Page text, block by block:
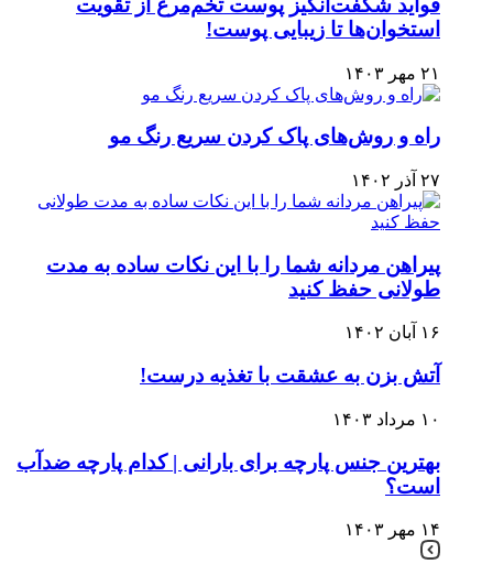
فواید شگفت‌انگیز پوست تخم‌مرغ از تقویت
استخوان‌ها تا زیبایی پوست!
۲۱ مهر ۱۴۰۳
راه و روش‌های پاک کردن سریع رنگ مو
۲۷ آذر ۱۴۰۲
پیراهن مردانه شما را با این نکات ساده به مدت
طولانی حفظ کنید
۱۶ آبان ۱۴۰۲
آتش بزن به عشقت با تغذیه درست!
۱۰ مرداد ۱۴۰۳
بهترین جنس پارچه برای بارانی | کدام پارچه ضدآب
است؟
۱۴ مهر ۱۴۰۳